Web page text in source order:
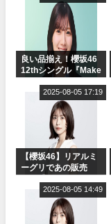
良い品揃え！櫻坂46
12thシングル『Make
ャルグッズ絶賛販売
【櫻坂46】リアルミ
ーグリであの販売
Break』オフィシャ
ルグッズ解禁
2025-08-05 17:19
2025-08-05 14:49